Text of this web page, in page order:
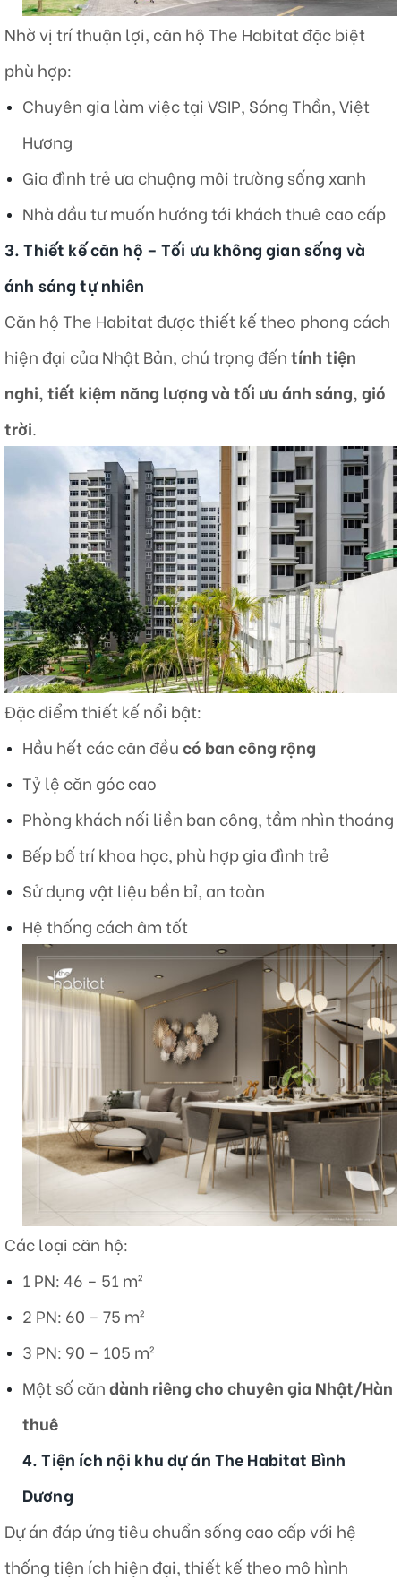
Nhờ vị trí thuận lợi, căn hộ The Habitat đặc biệt
phù hợp:
Chuyên gia làm việc tại VSIP, Sóng Thần, Việt
Hương
Gia đình trẻ ưa chuộng môi trường sống xanh
Nhà đầu tư muốn hướng tới khách thuê cao cấp
3. Thiết kế căn hộ – Tối ưu không gian sống và
ánh sáng tự nhiên
Căn hộ The Habitat được thiết kế theo phong cách
hiện đại của Nhật Bản, chú trọng đếntính tiện
nghi, tiết kiệm năng lượng và tối ưu ánh sáng, gió
trời.
Đặc điểm thiết kế nổi bật:
Hầu hết các căn đềucó ban công rộng
Tỷ lệ căn góc cao
Phòng khách nối liền ban công, tầm nhìn thoáng
Bếp bố trí khoa học, phù hợp gia đình trẻ
Sử dụng vật liệu bền bỉ, an toàn
Hệ thống cách âm tốt
Các loại căn hộ:
1 PN: 46 – 51 m²
2 PN: 60 – 75 m²
3 PN: 90 – 105 m²
Một số căndành riêng cho chuyên gia Nhật/Hàn
thuê
4. Tiện ích nội khu dự án The Habitat Bình
Dương
Dự án đáp ứng tiêu chuẩn sống cao cấp với hệ
thống tiện ích hiện đại, thiết kế theo mô hình